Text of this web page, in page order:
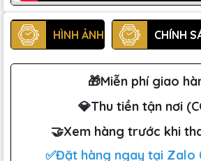
HÌNH ẢNH CHÍNH
🎁Miễn phí giao
💎Thu tiền tận nơi
🤝Xem hàng trước khi
✅Đặt hàng ngay tại Zalo